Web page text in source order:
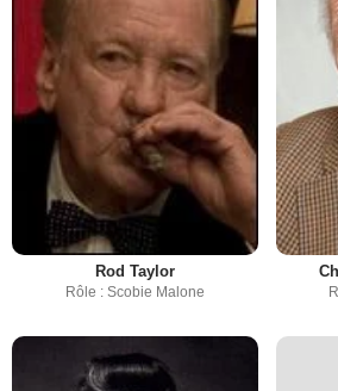
Rod Taylor
Rôle : Scobie Malone